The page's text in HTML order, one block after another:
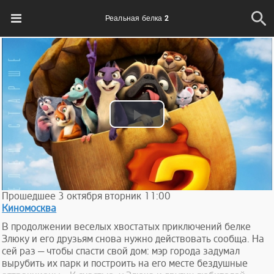
Реальная белка 2
Play
Video
Прошедшее 3 октября вторник 11:00
Киномосква
В продолжении веселых хвостатых приключений белке
Злюку и его друзьям снова нужно действовать сообща. На
сей раз — чтобы спасти свой дом: мэр города задумал
вырубить их парк и построить на его месте бездушные